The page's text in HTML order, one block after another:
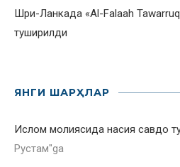
Шри-Ланкада «Al-Falaah
туширилди
ЯНГИ ШАРҲЛАР
Ислом молиясида насия савдо
Рустам"ga